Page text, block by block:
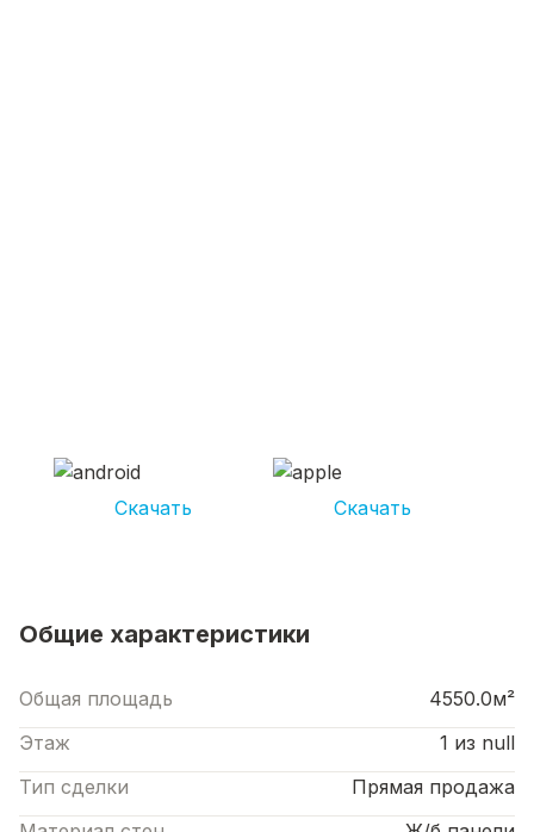
Скачать Скачать
Общие характеристики
Общая площадь
4550.0м²
Этаж
1 из null
Тип сделки
Прямая продажа